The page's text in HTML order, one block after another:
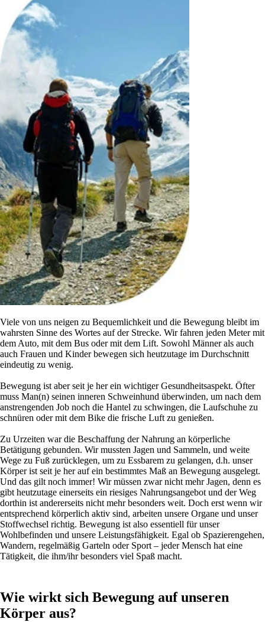
Viele von uns neigen zu Bequemlichkeit und die Bewegung bleibt im
wahrsten Sinne des Wortes auf der Strecke. Wir fahren jeden Meter mit
dem Auto, mit dem Bus oder mit dem Lift. Sowohl Männer als auch
auch Frauen und Kinder bewegen sich heutzutage im Durchschnitt
eindeutig zu wenig.
Bewegung ist aber seit je her ein wichtiger Gesundheitsaspekt. Öfter
muss Man(n) seinen inneren Schweinhund überwinden, um nach dem
anstrengenden Job noch die Hantel zu schwingen, die Laufschuhe zu
schnüren oder mit dem Bike die frische Luft zu genießen.
Zu Urzeiten war die Beschaffung der Nahrung an körperliche
Betätigung gebunden. Wir mussten Jagen und Sammeln, und weite
Wege zu Fuß zurücklegen, um zu Essbarem zu gelangen, d.h. unser
Körper ist seit je her auf ein bestimmtes Maß an Bewegung ausgelegt.
Und das gilt noch immer! Wir müssen zwar nicht mehr Jagen, denn es
gibt heutzutage einerseits ein riesiges Nahrungsangebot und der Weg
dorthin ist andererseits nicht mehr besonders weit. Doch erst wenn wir
entsprechend körperlich aktiv sind, arbeiten unsere Organe und unser
Stoffwechsel richtig. Bewegung ist also essentiell für unser
Wohlbefinden und unsere Leistungsfähigkeit. Egal ob Spazierengehen,
Wandern, regelmäßig Garteln oder Sport – jeder Mensch hat eine
Tätigkeit, die ihm/ihr besonders viel Spaß macht.
Wie wirkt sich Bewegung auf unseren
Körper aus?